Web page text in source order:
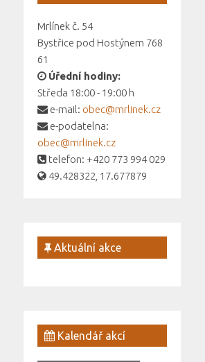
Mrlínek č. 54
Bystřice pod Hostýnem 768
61
Úřední hodiny:
Středa 18:00 - 19:00 h
e-mail: obec@mrlinek.cz
e-podatelna:
obec@mrlinek.cz
telefon: +420 773 994 029
49.428322, 17.677879
Aktuální akce
Kalendář akcí